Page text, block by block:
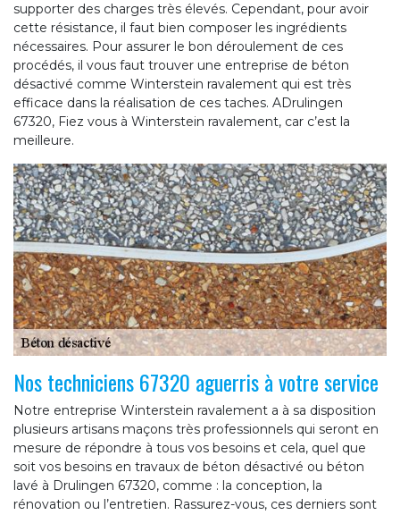
supporter des charges très élevés. Cependant, pour avoir
cette résistance, il faut bien composer les ingrédients
nécessaires. Pour assurer le bon déroulement de ces
procédés, il vous faut trouver une entreprise de béton
désactivé comme Winterstein ravalement qui est très
efficace dans la réalisation de ces taches. ADrulingen
67320, Fiez vous à Winterstein ravalement, car c’est la
meilleure.
Nos techniciens 67320 aguerris à votre service
Notre entreprise Winterstein ravalement a à sa disposition
plusieurs artisans maçons très professionnels qui seront en
mesure de répondre à tous vos besoins et cela, quel que
soit vos besoins en travaux de béton désactivé ou béton
lavé à Drulingen 67320, comme : la conception, la
rénovation ou l’entretien. Rassurez-vous, ces derniers sont